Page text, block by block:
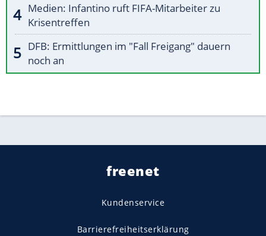
Medien: Infantino ruft FIFA-Mitarbeiter zu
Krisentreffen
DFB: Ermittlungen im "Fall Freigang" dauern
noch an
freenet
Kundenservice
Barrierefreiheitserklärung